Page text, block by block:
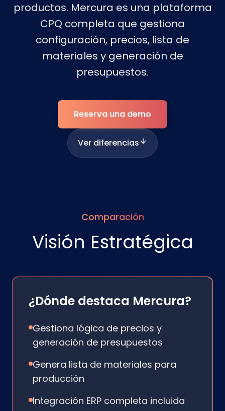
productos. Mercura es una plataforma
CPQ completa que gestiona
configuración, precios, lista de
materiales y generación de
presupuestos.
Reserva una demo
Ver diferencias
Comparación
Visión Estratégica
¿Dónde destaca Mercura?
Gestiona lógica de precios y
generación de presupuestos
Genera lista de materiales para
producción
Integración ERP completa incluida